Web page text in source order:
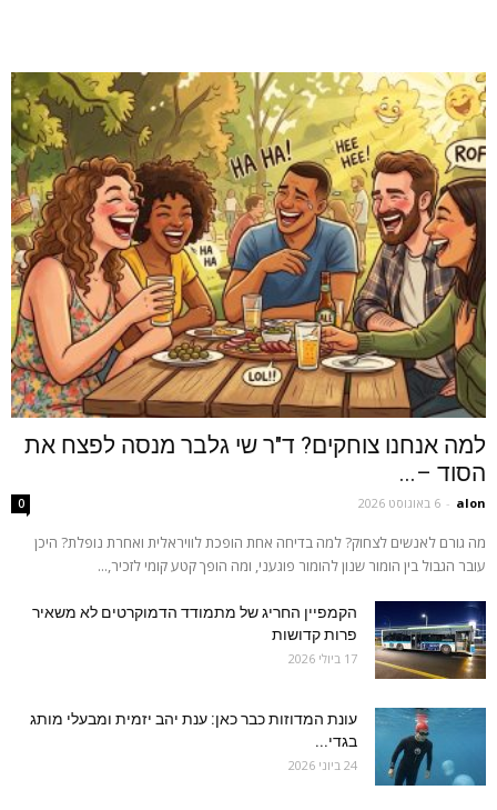
למה אנחנו צוחקים? ד"ר שי גלבר מנסה לפצח את
הסוד –...
alon
- 6 באוגוסט 2026 0
מה גורם לאנשים לצחוק? למה בדיחה אחת הופכת לוויראלית ואחרת נופלת? היכן
עובר הגבול בין הומור שנון להומור פוגעני, ומה הופך קטע קומי לזכיר,...
הקמפיין החריג של מתמודד הדמוקרטים לא משאיר
פרות קדושות
17 ביולי 2026
עונת המדוזות כבר כאן: ענת יהב יזמית ומבעלי מותג
בגדי...
24 ביוני 2026